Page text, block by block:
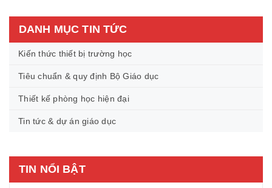
DANH MỤC TIN TỨC
Kiến thức thiết bị trường học
Tiêu chuẩn & quy định Bộ Giáo dục
Thiết kế phòng học hiện đại
Tin tức & dự án giáo dục
TIN NỔI BẬT